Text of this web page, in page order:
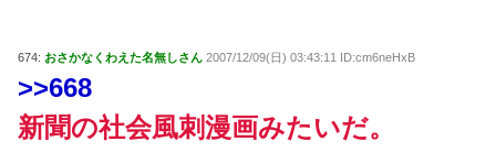
674: おさかなくわえた名無しさん 2007/12/09(日) 03:43:11 ID:cm6neHxB
>>668
新聞の社会風刺漫画みたいだ。